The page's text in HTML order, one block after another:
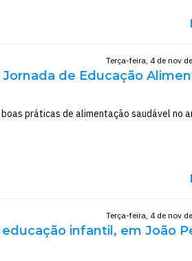
Terça-feira, 4 de nov
de Educação
práticas de alimentação saudável no
Terça-feira, 4 de nov
infantil, em João